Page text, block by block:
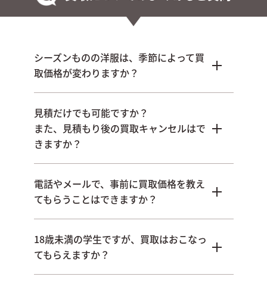
シーズンものの洋服は、季節によって買
取価格が変わりますか？
見積だけでも可能ですか？
また、見積もり後の買取キャンセルはで
きますか？
電話やメールで、事前に買取価格を教え
てもらうことはできますか？
18歳未満の学生ですが、買取はおこなっ
てもらえますか？